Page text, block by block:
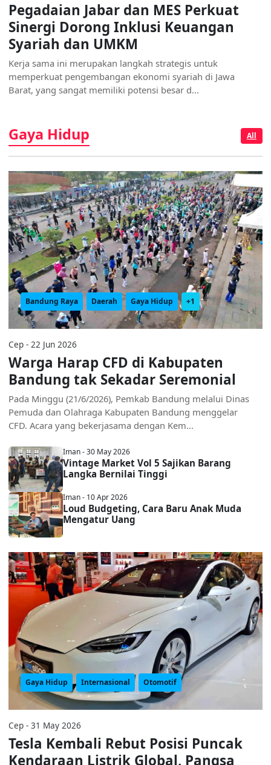
Pegadaian Jabar dan MES Perkuat
Sinergi Dorong Inklusi Keuangan
Syariah dan UMKM
Kerja sama ini merupakan langkah strategis untuk
memperkuat pengembangan ekonomi syariah di Jawa
Barat, yang sangat memiliki potensi besar d...
Gaya Hidup All
Bandung Raya Daerah Gaya Hidup +1
Cep - 22 Jun 2026
Warga Harap CFD di Kabupaten
Bandung tak Sekadar Seremonial
Pada Minggu (21/6/2026), Pemkab Bandung melalui Dinas
Pemuda dan Olahraga Kabupaten Bandung menggelar
CFD. Acara yang bekerjasama dengan Kem...
Iman - 30 May 2026
Vintage Market Vol 5 Sajikan Barang
Langka Bernilai Tinggi
Iman - 10 Apr 2026
Loud Budgeting, Cara Baru Anak Muda
Mengatur Uang
Gaya Hidup Internasional Otomotif
Cep - 31 May 2026
Tesla Kembali Rebut Posisi Puncak
Kendaraan Listrik Global, Pangsa